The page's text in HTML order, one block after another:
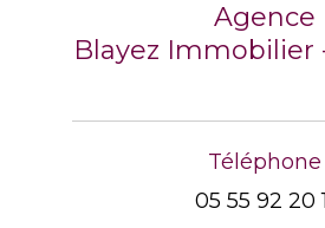
Agence
Blayez Immobilier
Téléphone
05 55 92 20